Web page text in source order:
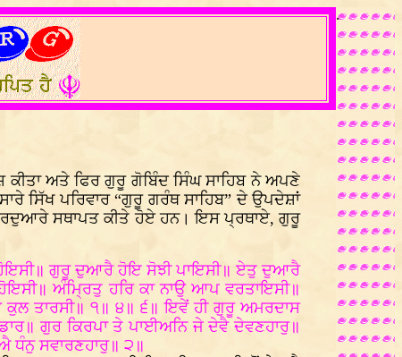
ਕੀਤਾ ਅਤੇ ਫਿਰ ਗੁਰੂ ਗੋਬਿੰਦ ਸਿੰਘ ਸਾਹਿਬ ਨੇ ਅਪਣੇ
ਸਿੱਖ ਪਰਿਵਾਰ “ਗੁਰੂ ਗਰੰਥ ਸਾਹਿਬ” ਦੇ ਉਪਦੇਸ਼ਾਂ
ਸਥਾਪਤ ਕੀਤੇ ਹੋਏ ਹਨ। ਇਸ ਪ੍ਰਥਾਏ, ਗੁਰੂ
ਨ ਹੋਇਸੀ॥ ਗੁਰੂ ਦੁਆਰੈ ਹੋਇ ਸੋਝੀ ਪਾਇਸੀ॥ ਏਤੁ ਦੁਆਰੈ
ਅੰਮ੍ਰਿਤੁ ਹਰਿ ਕਾ ਨਾਉ ਆਪ ਵਰਤਾਇਸੀ॥
ਕੁਲ ਤਾਰਸੀ॥ ੧॥ ੪॥ ੬॥ ਇਵੇਂ ਹੀ ਗੁਰੂ ਅਮਰਦਾਸ
ਗੁਰ ਕਿਰਪਾ ਤੇ ਪਾਈਅਨਿ ਜੇ ਦੇਵੈ ਦੇਵਣਹਾਰੁ॥
ਧੰਨੁ ਸਵਾਰਣਹਾਰੁ॥ ੨॥
.